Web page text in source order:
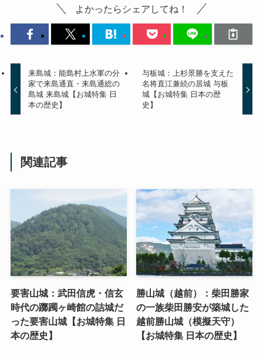
よかったらシェアしてね！
来島城：能島村上水軍の分
家で来島通直・来島通総の
島城 来島城【お城特集 日
本の歴史】
与板城：上杉景勝を支えた
名将直江兼続の居城 与板
城【お城特集 日本の歴
史】
関連記事
要害山城：武田信虎・信玄
時代の躑躅ヶ崎館の詰城だ
った要害山城【お城特集 日
本の歴史】
勝山城（越前）：柴田勝家
の一族柴田勝安が築城した
越前勝山城（模擬天守）
【お城特集 日本の歴史】